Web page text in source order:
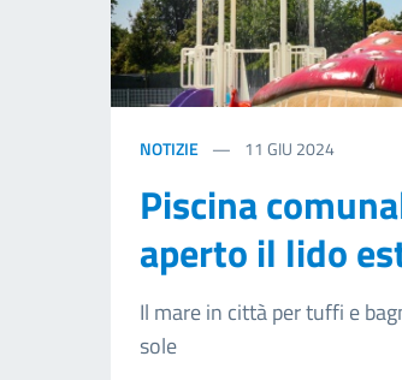
NOTIZIE 11 GIU 2024
Piscina
aperto il lido
Il mare in città per tuffi e
sole